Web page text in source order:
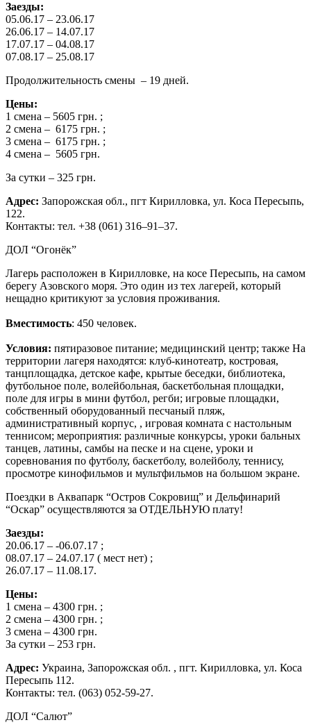
Заезды:
05.06.17 – 23.06.17
26.06.17 – 14.07.17
17.07.17 – 04.08.17
07.08.17 – 25.08.17
Продолжительность смены – 19 дней.
Цены:
1 смена – 5605 грн. ;
2 смена – 6175 грн. ;
3 смена – 6175 грн. ;
4 смена – 5605 грн.
За сутки – 325 грн.
Адрес: Запорожская обл., пгт Кирилловка, ул. Коса Пересыпь,
122.
Контакты: тел. +38 (061) 316–91–37.
ДОЛ “Огонёк”
Лагерь расположен в Кирилловке, на косе Пересыпь, на самом
берегу Азовского моря. Это один из тех лагерей, который
нещадно критикуют за условия проживания.
Вместимость: 450 человек.
Условия: пятиразовое питание; медицинский центр; также На
территории лагеря находятся: клуб-кинотеатр, костровая,
танцплощадка, детское кафе, крытые беседки, библиотека,
футбольное поле, волейбольная, баскетбольная площадки,
поле для игры в мини футбол, регби; игровые площадки,
собственный оборудованный песчаный пляж,
административный корпус, , игровая комната с настольным
теннисом; мероприятия: различные конкурсы, уроки бальных
танцев, латины, самбы на песке и на сцене, уроки и
соревнования по футболу, баскетболу, волейболу, теннису,
просмотре кинофильмов и мультфильмов на большом экране.
Поездки в Аквапарк “Остров Сокровищ” и Дельфинарий
“Оскар” осуществляются за ОТДЕЛЬНУЮ плату!
Заезды:
20.06.17 – -06.07.17 ;
08.07.17 – 24.07.17 ( мест нет) ;
26.07.17 – 11.08.17.
Цены:
1 смена – 4300 грн. ;
2 смена – 4300 грн. ;
3 смена – 4300 грн.
За сутки – 253 грн.
Адрес: Украина, Запорожская обл. , пгт. Кирилловка, ул. Коса
Пересыпь 112.
Контакты: тел. (063) 052-59-27.
ДОЛ “Салют”